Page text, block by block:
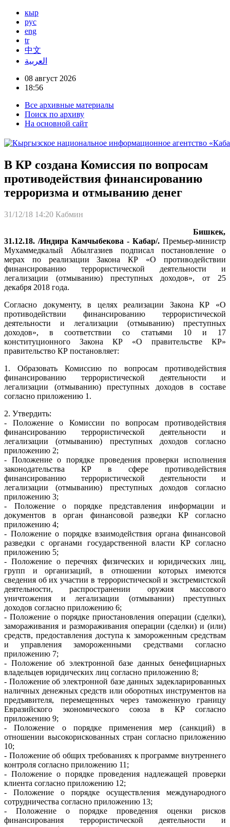
кыр
рус
eng
tr
中文
العربية
08 август 2026
18:56
Все архивные материалы
Поиск по архиву
На основной сайт
В КР создана Комиссия по вопросам
противодействия финансированию
терроризма и отмыванию денег
31/12/18 14:20 Кабмин
Бишкек,
31.12.18. /Индира Камчыбекова - Кабар/. Премьер-министр
Мухаммедкалый Абылгазиев подписал постановление о
мерах по реализации Закона КР «О противодействии
финансированию террористической деятельности и
легализации (отмыванию) преступных доходов», от 25
декабря 2018 года.
Согласно документу, в целях реализации Закона КР «О
противодействии финансированию террористической
деятельности и легализации (отмыванию) преступных
доходов», в соответствии со статьями 10 и 17
конституционного Закона КР «О правительстве КР»
правительство КР постановляет:
1. Образовать Комиссию по вопросам противодействия
финансированию террористической деятельности и
легализации (отмыванию) преступных доходов в составе
согласно приложению 1.
2. Утвердить:
- Положение о Комиссии по вопросам противодействия
финансированию террористической деятельности и
легализации (отмыванию) преступных доходов согласно
приложению 2;
- Положение о порядке проведения проверки исполнения
законодательства КР в сфере противодействия
финансированию террористической деятельности и
легализации (отмыванию) преступных доходов согласно
приложению 3;
- Положение о порядке представления информации и
документов в орган финансовой разведки КР согласно
приложению 4;
- Положение о порядке взаимодействия органа финансовой
разведки с органами государственной власти КР согласно
приложению 5;
- Положение о перечнях физических и юридических лиц,
групп и организаций, в отношении которых имеются
сведения об их участии в террористической и экстремистской
деятельности, распространении оружия массового
уничтожения и легализации (отмывании) преступных
доходов согласно приложению 6;
- Положение о порядке приостановления операции (сделки),
замораживания и размораживания операции (сделки) и (или)
средств, предоставления доступа к замороженным средствам
и управления замороженными средствами согласно
приложению 7;
- Положение об электронной базе данных бенефициарных
владельцев юридических лиц согласно приложению 8;
- Положение об электронной базе данных задекларированных
наличных денежных средств или оборотных инструментов на
предъявителя, перемещенных через таможенную границу
Евразийского экономического союза в КР согласно
приложению 9;
- Положение о порядке применения мер (санкций) в
отношении высокорискованных стран согласно приложению
10;
- Положение об общих требованиях к программе внутреннего
контроля согласно приложению 11;
- Положение о порядке проведения надлежащей проверки
клиента согласно приложению 12;
- Положение о порядке осуществления международного
сотрудничества согласно приложению 13;
- Положение о порядке проведения оценки рисков
финансирования террористической деятельности и